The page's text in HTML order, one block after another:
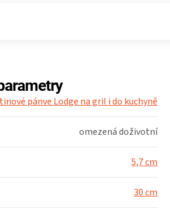
pánve Lodge na gril i do kuchyně
omezená doživotní
5,7 cm
30 cm